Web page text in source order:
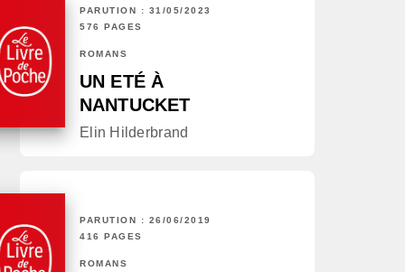
PARUTION : 31/05/2023
576 PAGES
ROMANS
UN ETÉ À
NANTUCKET
Elin Hilderbrand
PARUTION : 26/06/2019
416 PAGES
ROMANS